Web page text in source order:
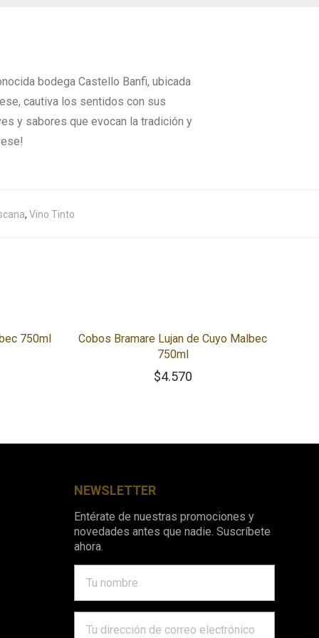
bodega Castello Banfi, ubicada
cautiva los sentidos con sus
y sabores que evocan la tradición y
, Vino Tinto
750ml
Cobos Bramare Lujan de Cuyo Malbec
750ml
$4.570
NEWSLETTER
Entérate de nuestras promociones y
novedades antes que nadie. Suscríbete
ahora.